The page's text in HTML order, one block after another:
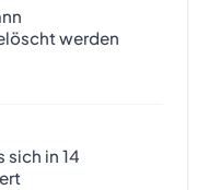
werden
sich in 14